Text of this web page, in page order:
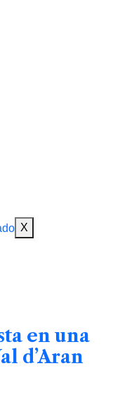
X
en una
d’Aran